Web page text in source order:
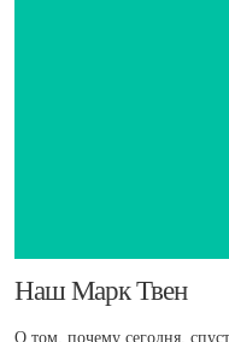
​Наш Марк Твен
О том, почему сегодня,